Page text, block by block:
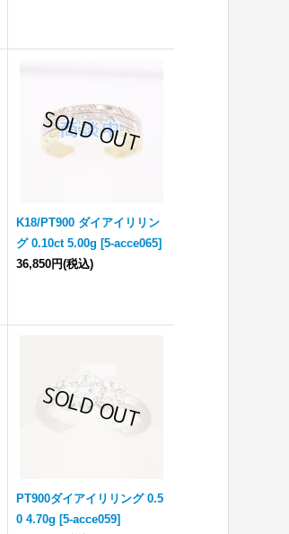
K18/PT900 ダイアイリリン
グ 0.10ct 5.00g [5-acce065]
36,850円(税込)
PT900ダイアイリリング 0.5
0 4.70g [5-acce059]